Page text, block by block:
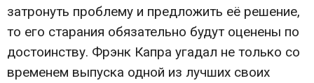
затронуть проблему и предложить её решение,
то его старания обязательно будут оценены по
достоинству. Фрэнк Капра угадал не только со
временем выпуска одной из лучших своих